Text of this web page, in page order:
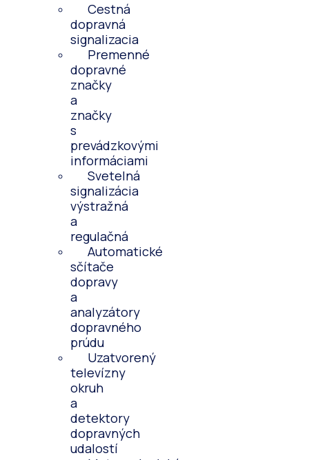
Cestná
dopravná
signalizacia
Premenné
dopravné
značky
a
značky
s
prevádzkovými
informáciami
Svetelná
signalizácia
výstražná
a
regulačná
Automatické
sčítače
dopravy
a
analyzátory
dopravného
prúdu
Uzatvorený
televízny
okruh
a
detektory
dopravných
udalostí